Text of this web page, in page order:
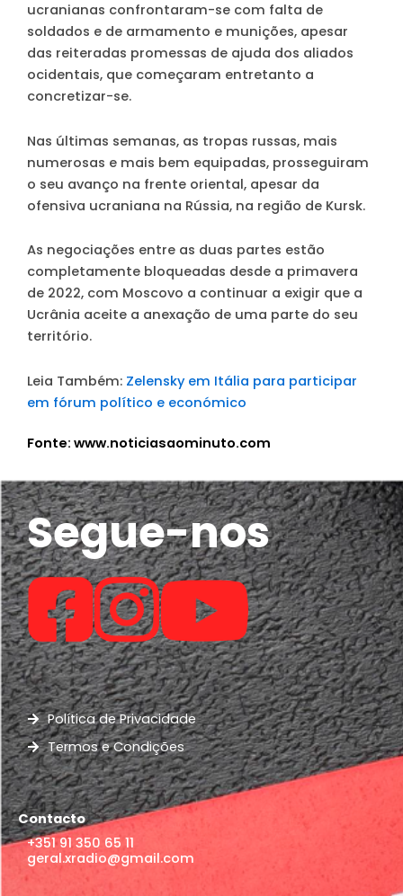
ucranianas confrontaram-se com falta de
soldados e de armamento e munições, apesar
das reiteradas promessas de ajuda dos aliados
ocidentais, que começaram entretanto a
concretizar-se.
Nas últimas semanas, as tropas russas, mais
numerosas e mais bem equipadas, prosseguiram
o seu avanço na frente oriental, apesar da
ofensiva ucraniana na Rússia, na região de Kursk.
As negociações entre as duas partes estão
completamente bloqueadas desde a primavera
de 2022, com Moscovo a continuar a exigir que a
Ucrânia aceite a anexação de uma parte do seu
território.
Leia Também: Zelensky em Itália para participar
em fórum político e económico
Fonte: www.noticiasaominuto.com
Segue-nos
Política de Privacidade
Termos e Condições
Contacto
+351 91 350 65 11
geral.xradio@gmail.com